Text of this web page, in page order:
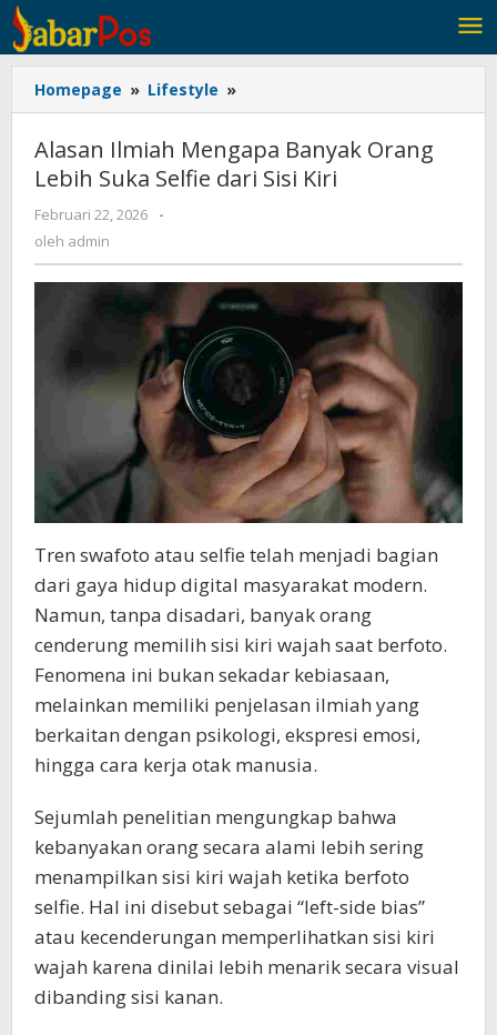
Lewati
ke
konten
Homepage » Lifestyle »
Ilmiah
Banyak
Orang
Sisi
Kiri
Alasan Ilmiah Mengapa Banyak Orang
Lebih Suka Selfie dari Sisi Kiri
Februari 22, 2026
oleh
-
oleh admin
Tren swafoto atau selfie telah menjadi bagian
dari gaya hidup digital masyarakat modern.
Namun, tanpa disadari, banyak orang
cenderung memilih sisi kiri wajah saat berfoto.
Fenomena ini bukan sekadar kebiasaan,
melainkan memiliki penjelasan ilmiah yang
berkaitan dengan psikologi, ekspresi emosi,
hingga cara kerja otak manusia.
Sejumlah penelitian mengungkap bahwa
kebanyakan orang secara alami lebih sering
menampilkan sisi kiri wajah ketika berfoto
selfie. Hal ini disebut sebagai “left-side bias”
atau kecenderungan memperlihatkan sisi kiri
wajah karena dinilai lebih menarik secara visual
dibanding sisi kanan.